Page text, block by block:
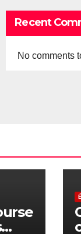
Recent
No comments